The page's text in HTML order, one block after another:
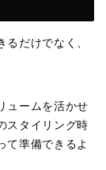
るだけでなく、
ュームを活かせ
スタイリング時
て準備できるよ